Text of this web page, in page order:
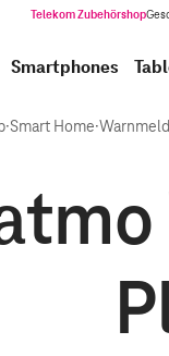
Telekom Zubehörshop
Smartphones
·Smart Home·